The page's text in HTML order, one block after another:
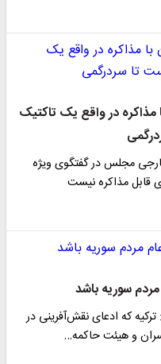
مذاکره در واقع یک تاکتیک
مجلس در گفتگوی ویژه
قابل مذاکره نیست
سوریه باشد
که ادعای نقش‌آفرینی در
و هیئت حاکمه…